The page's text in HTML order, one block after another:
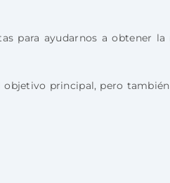
para ayudarnos a obtener
objetivo principal, pero